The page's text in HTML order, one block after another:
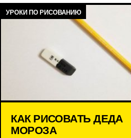
УРОКИ ПО РИСОВАНИЮ
КАК РИСОВАТЬ ДЕДА
МОРОЗА